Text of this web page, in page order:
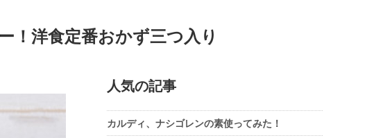
！洋食定番おかず三つ入り
人気の記事
カルディ、ナシゴレンの素使ってみた！